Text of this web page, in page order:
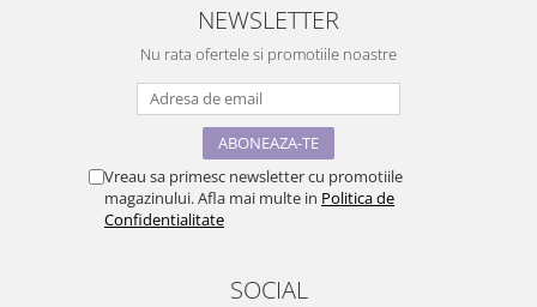
NEWSLETTER
Nu rata ofertele si promotiile noastre
Vreau sa primesc newsletter cu promotiile
magazinului. Afla mai multe in Politica de
Confidentialitate
SOCIAL